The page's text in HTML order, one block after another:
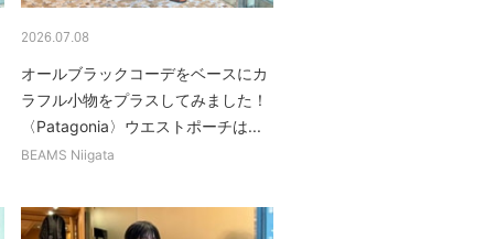
2026.07.08
オールブラックコーデをベースにカ
ラフル小物をプラスしてみました！
〈Patagonia〉ウエストポーチは...
BEAMS Niigata